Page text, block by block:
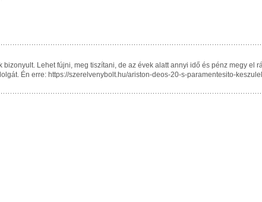
Lehet fújni, meg tiszítani, de az évek alatt annyi idő és pénz megy el
Én erre: https://szerelvenybolt.hu/ariston-deos-20-s-paramentesito-